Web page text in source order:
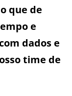
que de
e
dados e
time de